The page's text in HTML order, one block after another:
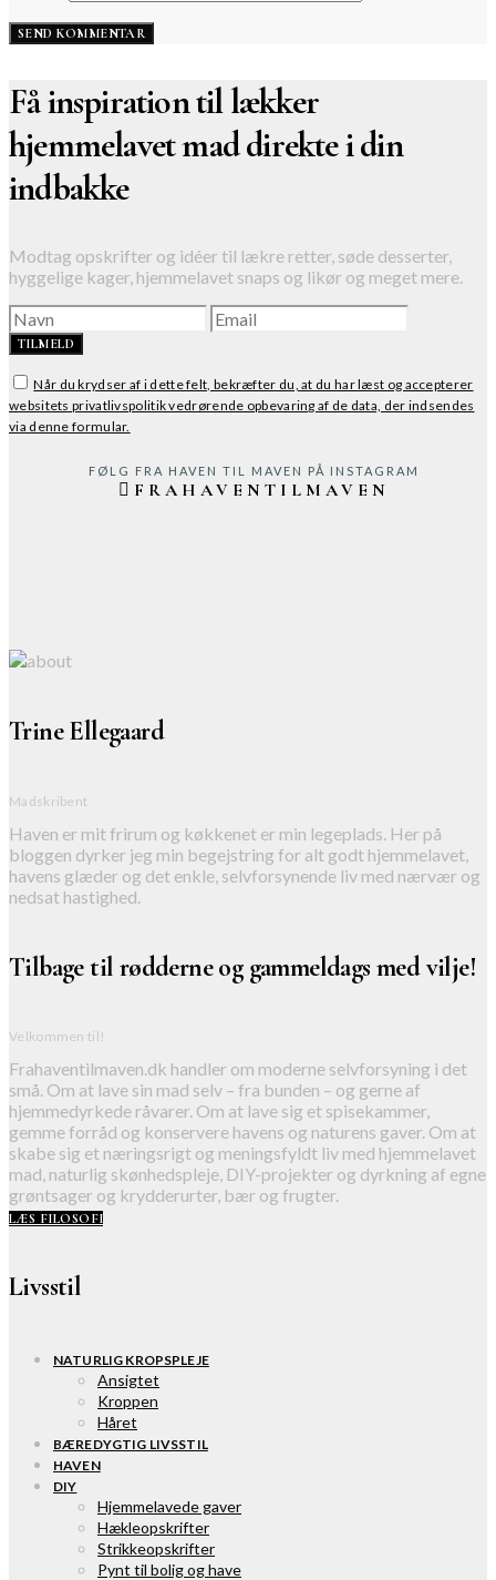
Få inspiration til lækker
hjemmelavet mad direkte i din
indbakke
Modtag opskrifter og idéer til lækre retter, søde desserter,
hyggelige kager, hjemmelavet snaps og likør og meget mere.
TILMELD
Når du krydser af i dette felt, bekræfter du, at du har læst og accepterer
websitets privatlivspolitik vedrørende opbevaring af de data, der indsendes
via denne formular.
FRAHAVENTILMAVEN
FØLG FRA HAVEN TIL MAVEN PÅ INSTAGRAM
Trine Ellegaard
Madskribent
Haven er mit frirum og køkkenet er min legeplads. Her på
bloggen dyrker jeg min begejstring for alt godt hjemmelavet,
havens glæder og det enkle, selvforsynende liv med nærvær og
nedsat hastighed.
Tilbage til rødderne og gammeldags med vilje!
Velkommen til!
Frahaventilmaven.dk handler om moderne selvforsyning i det
små. Om at lave sin mad selv – fra bunden – og gerne af
hjemmedyrkede råvarer. Om at lave sig et spisekammer,
gemme forråd og konservere havens og naturens gaver. Om at
skabe sig et næringsrigt og meningsfyldt liv med hjemmelavet
mad, naturlig skønhedspleje, DIY-projekter og dyrkning af egne
grøntsager og krydderurter, bær og frugter.
LÆS FILOSOFI
Livsstil
NATURLIG KROPSPLEJE
Ansigtet
Kroppen
Håret
BÆREDYGTIG LIVSSTIL
HAVEN
DIY
Hjemmelavede gaver
Hækleopskrifter
Strikkeopskrifter
Pynt til bolig og have